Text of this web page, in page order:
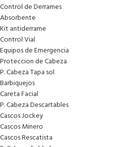
Control de Derrames
Absorbente
Kit antiderrame
Control Vial
Equipos de Emergencia
Proteccion de Cabeza
P. Cabeza Tapa sol
Barbiquejos
Careta Facial
P. Cabeza Descartables
Cascos Jockey
Cascos Minero
Cascos Rescatista